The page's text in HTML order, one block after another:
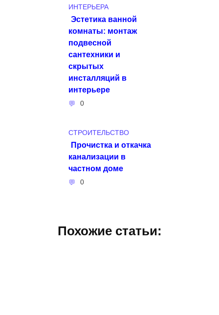
ИНТЕРЬЕРА
Эстетика ванной
комнаты: монтаж
подвесной
сантехники и
скрытых
инсталляций в
интерьере
0
СТРОИТЕЛЬСТВО
Прочистка и откачка
канализации в
частном доме
0
Похожие статьи: